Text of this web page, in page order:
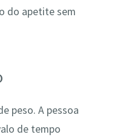
do apetite sem
peso. A pessoa
de tempo